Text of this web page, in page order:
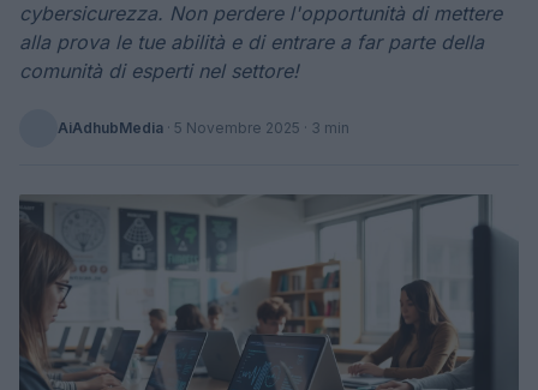
cybersicurezza. Non perdere l'opportunità di mettere
alla prova le tue abilità e di entrare a far parte della
comunità di esperti nel settore!
AiAdhubMedia · 5 Novembre 2025 · 3 min